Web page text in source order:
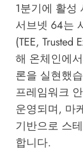
1분기에 활성
서브넷 64는
(TEE, Trusted
해 온체인에
론을 실현했
프레임워크
운영되며, 마
기반으로 스
합니다.